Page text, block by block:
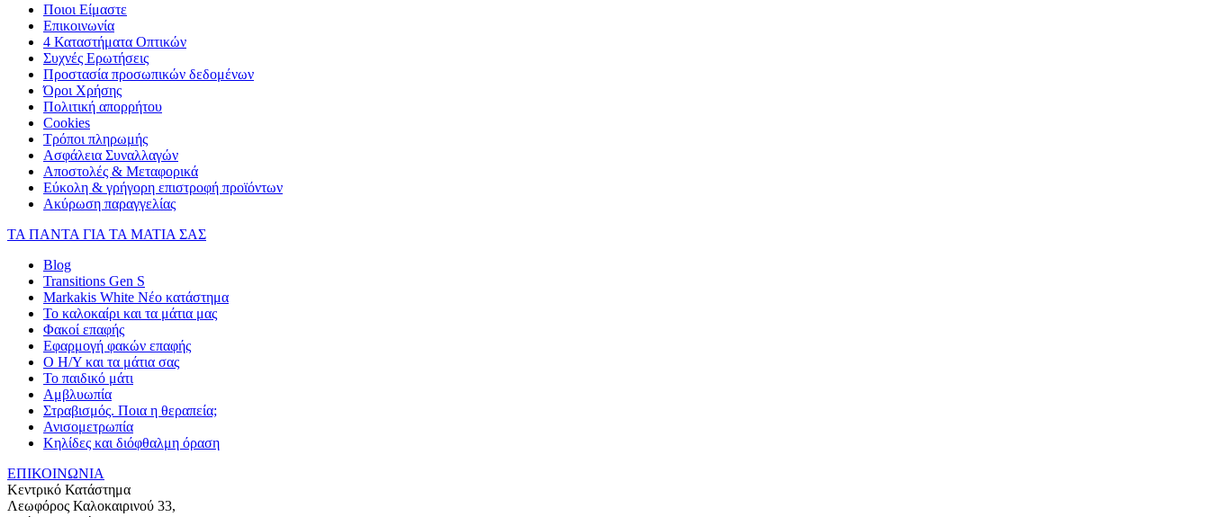
Ποιοι Είμαστε
Επικοινωνία
4 Καταστήματα Οπτικών
Συχνές Ερωτήσεις
Προστασία προσωπικών δεδομένων
Όροι Χρήσης
Πολιτική απορρήτου
Cookies
Τρόποι πληρωμής
Ασφάλεια Συναλλαγών
Αποστολές & Μεταφορικά
Εύκολη & γρήγορη επιστροφή προϊόντων
Ακύρωση παραγγελίας
ΤΑ ΠΑΝΤΑ ΓΙΑ ΤΑ ΜΑΤΙΑ ΣΑΣ
Blog
Transitions Gen S
Markakis White Νέο κατάστημα
Το καλοκαίρι και τα μάτια μας
Φακοί επαφής
Εφαρμογή φακών επαφής
Ο Η/Υ και τα μάτια σας
Το παιδικό μάτι
Αμβλυωπία
Στραβισμός. Ποια η θεραπεία;
Ανισομετρωπία
Κηλίδες και διόφθαλμη όραση
ΕΠΙΚΟΙΝΩΝΙΑ
Κεντρικό Κατάστημα
Λεωφόρος Καλοκαιρινού 33,